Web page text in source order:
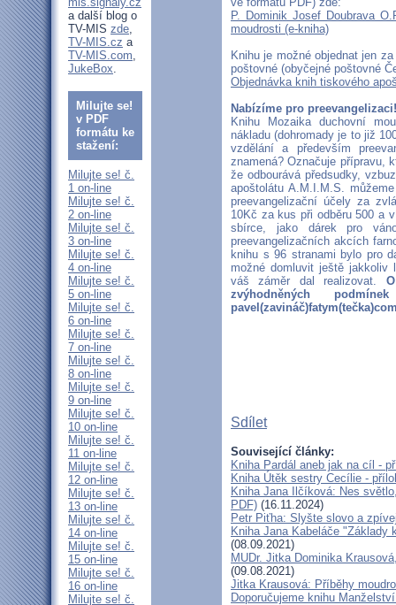
a další blog o
TV-MIS zde,
TV-MIS.cz a
TV-MIS.com,
JukeBox.
Milujte se!
v PDF
formátu ke
stažení:
Milujte se! č.
1 on-line
Milujte se! č.
2 on-line
Milujte se! č.
3 on-line
Milujte se! č.
4 on-line
Milujte se! č.
5 on-line
Milujte se! č.
6 on-line
Milujte se! č.
7 on-line
Milujte se! č.
8 on-line
Milujte se! č.
9 on-line
Milujte se! č.
10 on-line
Milujte se! č.
11 on-line
Milujte se! č.
12 on-line
Milujte se! č.
13 on-line
Milujte se! č.
14 on-line
Milujte se! č.
15 on-line
Milujte se! č.
16 on-line
Milujte se! č.
P. Dominik Josef Doubrava
moudrosti (e-kniha)
Knihu je možné objednat jen
poštovné (obyčejné poštovné
Objednávka knih tiskového
Nabízíme pro preevangelizaci!
Knihu Mozaika duchovní
nákladu (dohromady je to již
vzdělání a především
znamená? Označuje přípravu,
že odbourává předsudky,
apoštolátu A.M.I.M.S.
preevangelizační účely za
10Kč za kus při odběru 500 a
sbírce, jako dárek pro
preevangelizačních akcích
knihu s 96 stranami bylo pro
možné domluvit ještě
váš záměr dal realizovat.
zvýhodněných
Sdílet
Související články:
Kniha Pardál aneb jak na cíl -
Kniha Útěk sestry Cecílie -
Kniha Jana Ilčíková: Nes
PDF) (16.11.2024)
Petr Piťha: Slyšte slovo a
Kniha Jana Kabeláče
(08.09.2021)
MUDr. Jitka Dominika
(09.08.2021)
Jitka Krausová: Příběhy
Doporučujeme knihu